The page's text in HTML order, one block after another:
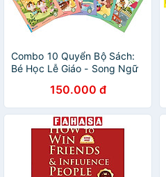
Combo 10 Quyển Bộ Sách:
Bé Học Lễ Giáo - Song Ngữ
150.000 đ